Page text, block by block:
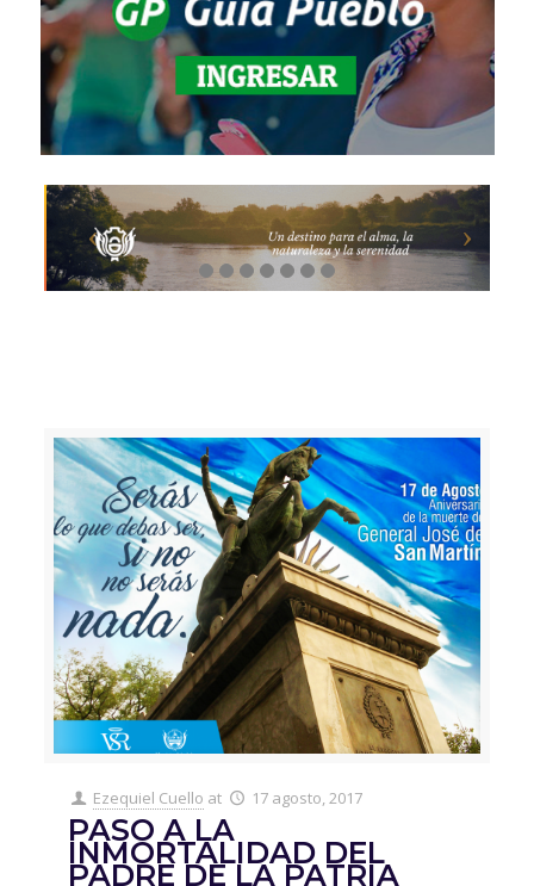
Ezequiel Cuello at 17 agosto, 2017
PASO A LA
INMORTALIDAD DEL
PADRE DE LA PATRIA